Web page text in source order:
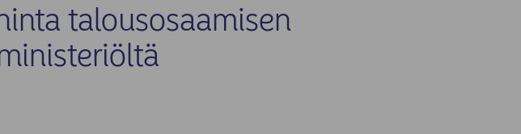
talousosaamisen